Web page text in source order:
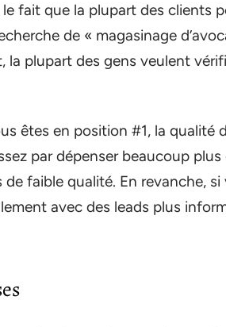
le fait que la plupart des clients
de « magasinage
la plupart des gens veulent
êtes en position #1, la qualité
par dépenser beaucoup plus
faible qualité. En revanche,
avec des leads plus